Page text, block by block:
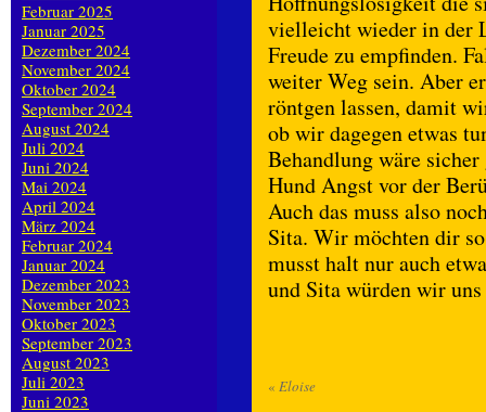
vielleicht wieder in der
Freude zu empfinden.
weiter Weg sein. Aber
röntgen lassen, damit
ob wir dagegen etwas
Behandlung wäre
Hund Angst vor der
Auch das muss also
Sita. Wir möchten dir
musst halt nur auch
und Sita würden wir
« Eloise
Februar 2025
Januar 2025
Dezember 2024
November 2024
Oktober 2024
September 2024
August 2024
Juli 2024
Juni 2024
Mai 2024
April 2024
März 2024
Februar 2024
Januar 2024
Dezember 2023
November 2023
Oktober 2023
September 2023
August 2023
Juli 2023
Juni 2023